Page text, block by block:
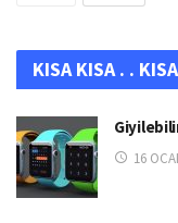
KISA KISA . .
16